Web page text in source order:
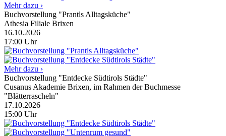
Mehr dazu ›
Buchvorstellung "Prantls Alltagsküche"
Athesia Filiale Brixen
16.10.2026
17:00 Uhr
Mehr dazu ›
Buchvorstellung "Entdecke Südtirols Städte"
Cusanus Akademie Brixen, im Rahmen der Buchmesse
"Blätterrascheln"
17.10.2026
15:00 Uhr